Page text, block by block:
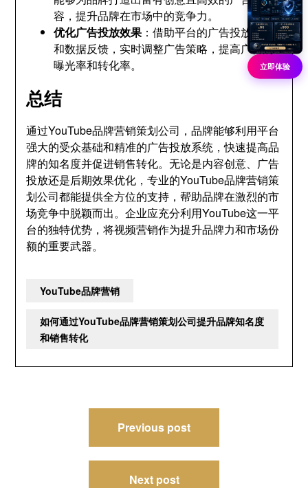
容，提升品牌在市场中的竞争力。
优化广告投放效果：借助平台的广告投放工具
和数据反馈，实时调整广告策略，提高广告的
曝光率和转化率。
总结
通过YouTube品牌营销策划公司，品牌能够利用平台
强大的受众基础和精准的广告投放系统，快速提高品
牌的知名度并促进销售转化。无论是内容创意、广告
投放还是后期效果优化，专业的YouTube品牌营销策
划公司都能提供全方位的支持，帮助品牌在激烈的市
场竞争中脱颖而出。企业应充分利用YouTube这一平
台的独特优势，将视频营销作为提升品牌力和市场份
额的重要武器。
YouTube品牌营销
如何通过YouTube品牌营销策划公司提升品牌知名度
和销售转化
Previous post
Next post
立即体验